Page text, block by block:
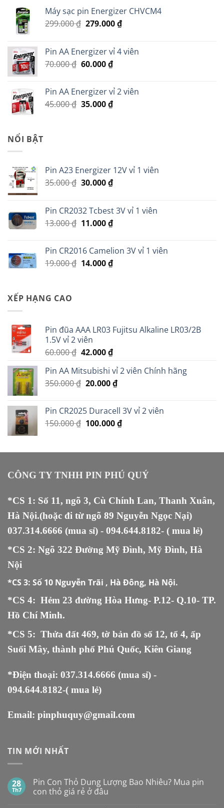
Máy sạc pin Energizer CHVCM4
299.000₫ Giá
299.000 ₫.
279.000₫Giá
là:
Pin AA Energizer vỉ 4 viên
70.000₫ Giá
70.000 ₫.
60.000₫Giá
là:
60.000 ₫.
Pin AA Energizer vỉ 2 viên
45.000₫ Giá
35.000₫Giá
NỔI BẬT
Pin A23 Energizer 12V vỉ 1 viên
35.000₫ Giá
35.000 ₫.
30.000₫Giá
là:
30.000 ₫.
Pin CR2032 Tcbest 3V vỉ 1 viên
13.000₫ Giá
13.000 ₫.
11.000₫Giá
là:
11.000 ₫.
Pin CR2016 Camelion 3V vỉ 1 viên
19.000₫ Giá
14.000₫Giá
XẾP HẠNG CAO
Pin đũa AAA LR03 Fujitsu Alkaline LR03/2B
1.5V vỉ 2 viên
60.000₫ Giá
là:
60.000 ₫.
42.000₫Giá
tại
là:
Pin AA Mitsubishi vỉ 2 viên Chính hãng
350.000₫ Giá
350.000 ₫.
20.000₫Giá
là:
20.000 ₫.
Pin CR2025 Duracell 3V vỉ 2 viên
150.000₫ Giá
150.000 ₫.
100.000₫Giá
là:
CÔNG TY TNHH PIN PHÚ QUÝ
*CS 1: Số 11, ngõ 3, Cù Chính Lan, Thanh Xuân,
Hà Nội.(hoặc đi từ ngõ 89 Nguyễn Ngọc Nại)
037.314.6666 (mua sỉ) - 094.644.8182- ( mua lẻ)
*CS 2: Ngõ 322 Đường Mỹ Đình, Mỹ Đình, Hà
Nội
*CS 3: Số 10 Nguyễn Trãi , Hà Đông, Hà Nội.
*CS 4: Hẻm 23 đường Hòa Hưng- P.12- Q.10- TP.
Hồ Chí Minh.
*CS 5: Thửa đất 469, tờ bản đồ số 12, tổ 4, ấp
Suối Mây, thành phố Phú Quốc, Kiên Giang
*Điện thoại: 037.314.6666 (mua sỉ) -
094.644.8182-( mua lẻ)
Email: pinphuquy@gmail.com
TIN MỚI NHẤT
28
Th7
Pin Con Thỏ Dung Lượng Bao Nhiêu? Mua pin
con thỏ giá rẻ ở đâu